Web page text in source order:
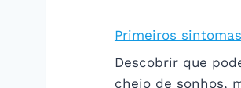
Primeiros
Descobrir que
cheio de sonhos,